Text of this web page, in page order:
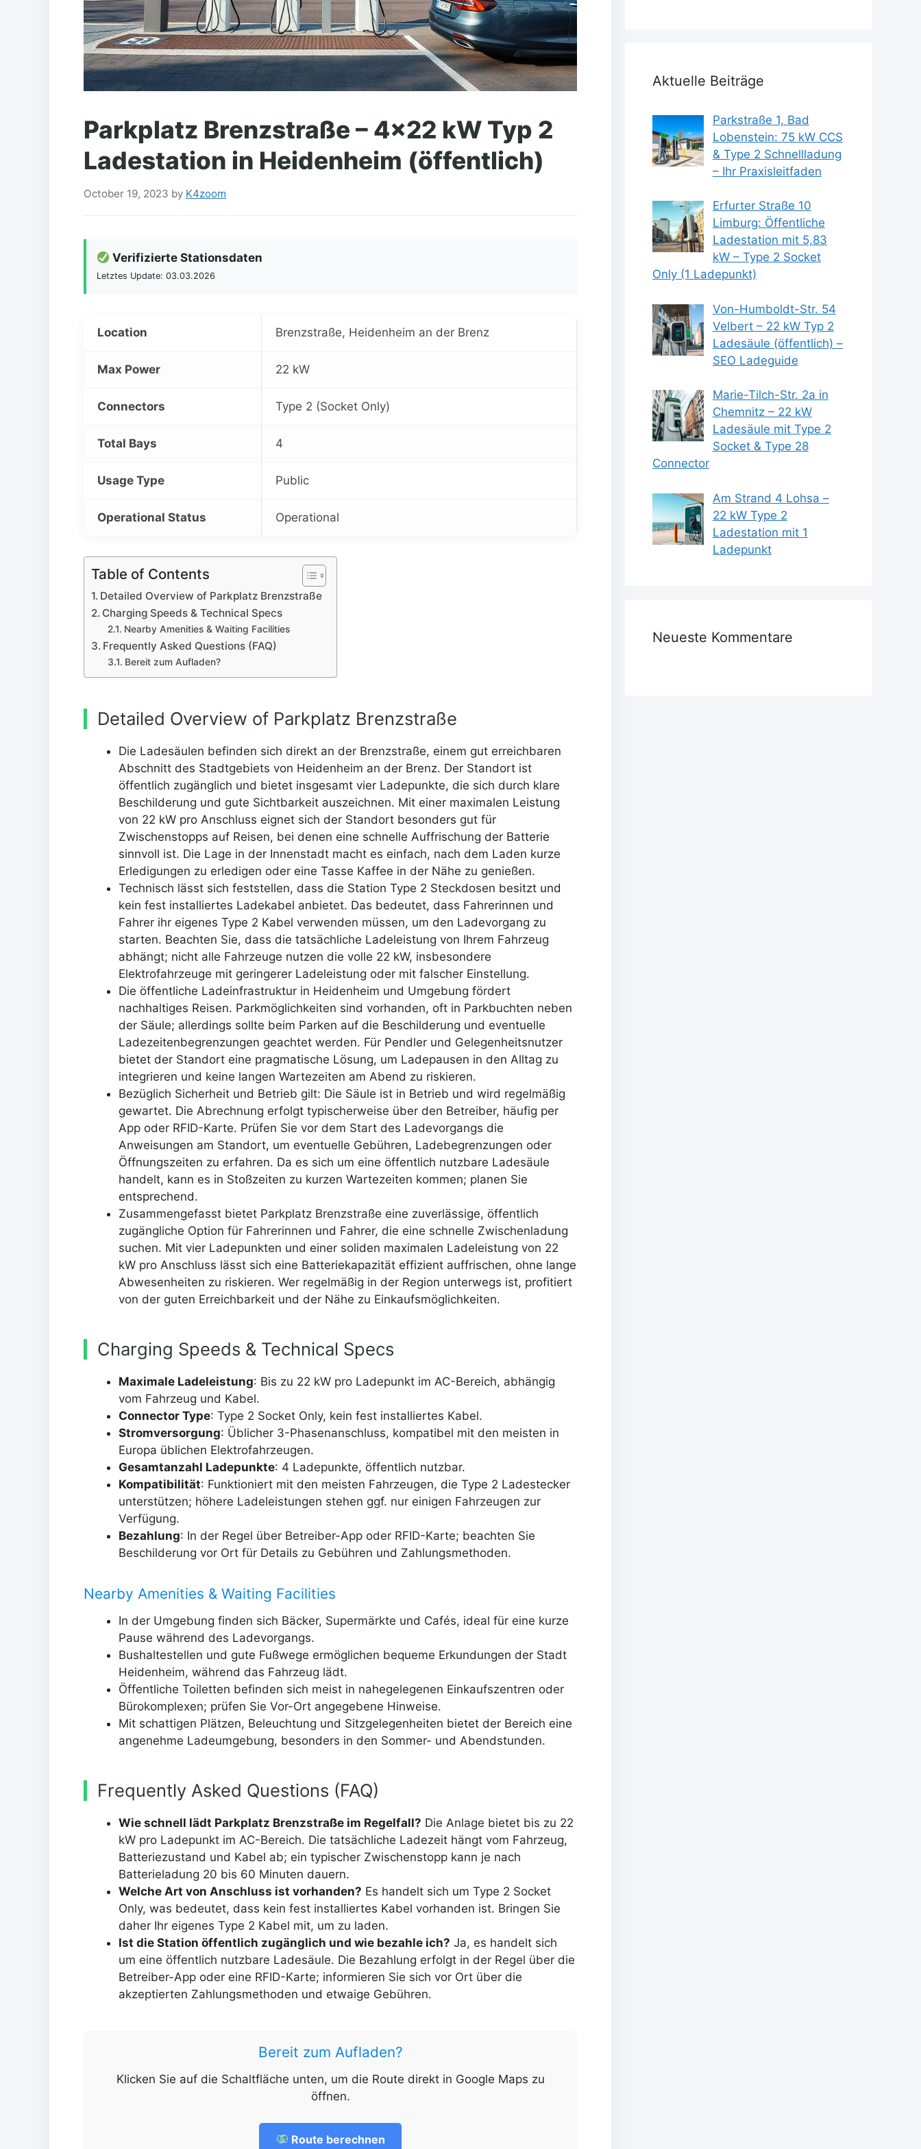
Parkplatz Brenzstraße – 4×22 kW Typ 2
Ladestation in Heidenheim (öffentlich)
October 19, 2023 by K4zoom
Verifizierte Stationsdaten
Letztes Update: 03.03.2026
Location Brenzstraße, Heidenheim an der Brenz
Max Power 22 kW
Connectors Type 2 (Socket Only)
Total Bays 4
Usage Type Public
Operational Status Operational
Table of Contents
Detailed Overview of Parkplatz Brenzstraße
Charging Speeds & Technical Specs
Nearby Amenities & Waiting Facilities
Frequently Asked Questions (FAQ)
Bereit zum Aufladen?
Detailed Overview of Parkplatz Brenzstraße
Die Ladesäulen befinden sich direkt an der Brenzstraße, einem gut erreichbaren
Abschnitt des Stadtgebiets von Heidenheim an der Brenz. Der Standort ist
öffentlich zugänglich und bietet insgesamt vier Ladepunkte, die sich durch klare
Beschilderung und gute Sichtbarkeit auszeichnen. Mit einer maximalen Leistung
von 22 kW pro Anschluss eignet sich der Standort besonders gut für
Zwischenstopps auf Reisen, bei denen eine schnelle Auffrischung der Batterie
sinnvoll ist. Die Lage in der Innenstadt macht es einfach, nach dem Laden kurze
Erledigungen zu erledigen oder eine Tasse Kaffee in der Nähe zu genießen.
Technisch lässt sich feststellen, dass die Station Type 2 Steckdosen besitzt und
kein fest installiertes Ladekabel anbietet. Das bedeutet, dass Fahrerinnen und
Fahrer ihr eigenes Type 2 Kabel verwenden müssen, um den Ladevorgang zu
starten. Beachten Sie, dass die tatsächliche Ladeleistung von Ihrem Fahrzeug
abhängt; nicht alle Fahrzeuge nutzen die volle 22 kW, insbesondere
Elektrofahrzeuge mit geringerer Ladeleistung oder mit falscher Einstellung.
Die öffentliche Ladeinfrastruktur in Heidenheim und Umgebung fördert
nachhaltiges Reisen. Parkmöglichkeiten sind vorhanden, oft in Parkbuchten neben
der Säule; allerdings sollte beim Parken auf die Beschilderung und eventuelle
Ladezeitenbegrenzungen geachtet werden. Für Pendler und Gelegenheitsnutzer
bietet der Standort eine pragmatische Lösung, um Ladepausen in den Alltag zu
integrieren und keine langen Wartezeiten am Abend zu riskieren.
Bezüglich Sicherheit und Betrieb gilt: Die Säule ist in Betrieb und wird regelmäßig
gewartet. Die Abrechnung erfolgt typischerweise über den Betreiber, häufig per
App oder RFID-Karte. Prüfen Sie vor dem Start des Ladevorgangs die
Anweisungen am Standort, um eventuelle Gebühren, Ladebegrenzungen oder
Öffnungszeiten zu erfahren. Da es sich um eine öffentlich nutzbare Ladesäule
handelt, kann es in Stoßzeiten zu kurzen Wartezeiten kommen; planen Sie
entsprechend.
Zusammengefasst bietet Parkplatz Brenzstraße eine zuverlässige, öffentlich
zugängliche Option für Fahrerinnen und Fahrer, die eine schnelle Zwischenladung
suchen. Mit vier Ladepunkten und einer soliden maximalen Ladeleistung von 22
kW pro Anschluss lässt sich eine Batteriekapazität effizient auffrischen, ohne lange
Abwesenheiten zu riskieren. Wer regelmäßig in der Region unterwegs ist, profitiert
von der guten Erreichbarkeit und der Nähe zu Einkaufsmöglichkeiten.
Charging Speeds & Technical Specs
Maximale Ladeleistung: Bis zu 22 kW pro Ladepunkt im AC-Bereich, abhängig
vom Fahrzeug und Kabel.
Connector Type: Type 2 Socket Only, kein fest installiertes Kabel.
Stromversorgung: Üblicher 3-Phasenanschluss, kompatibel mit den meisten in
Europa üblichen Elektrofahrzeugen.
Gesamtanzahl Ladepunkte: 4 Ladepunkte, öffentlich nutzbar.
Kompatibilität: Funktioniert mit den meisten Fahrzeugen, die Type 2 Ladestecker
unterstützen; höhere Ladeleistungen stehen ggf. nur einigen Fahrzeugen zur
Verfügung.
Bezahlung: In der Regel über Betreiber-App oder RFID-Karte; beachten Sie
Beschilderung vor Ort für Details zu Gebühren und Zahlungsmethoden.
Nearby Amenities & Waiting Facilities
In der Umgebung finden sich Bäcker, Supermärkte und Cafés, ideal für eine kurze
Pause während des Ladevorgangs.
Bushaltestellen und gute Fußwege ermöglichen bequeme Erkundungen der Stadt
Heidenheim, während das Fahrzeug lädt.
Öffentliche Toiletten befinden sich meist in nahegelegenen Einkaufszentren oder
Bürokomplexen; prüfen Sie Vor-Ort angegebene Hinweise.
Mit schattigen Plätzen, Beleuchtung und Sitzgelegenheiten bietet der Bereich eine
angenehme Ladeumgebung, besonders in den Sommer- und Abendstunden.
Frequently Asked Questions (FAQ)
Wie schnell lädt Parkplatz Brenzstraße im Regelfall? Die Anlage bietet bis zu 22
kW pro Ladepunkt im AC-Bereich. Die tatsächliche Ladezeit hängt vom Fahrzeug,
Batteriezustand und Kabel ab; ein typischer Zwischenstopp kann je nach
Batterieladung 20 bis 60 Minuten dauern.
Welche Art von Anschluss ist vorhanden? Es handelt sich um Type 2 Socket
Only, was bedeutet, dass kein fest installiertes Kabel vorhanden ist. Bringen Sie
daher Ihr eigenes Type 2 Kabel mit, um zu laden.
Ist die Station öffentlich zugänglich und wie bezahle ich? Ja, es handelt sich
um eine öffentlich nutzbare Ladesäule. Die Bezahlung erfolgt in der Regel über die
Betreiber-App oder eine RFID-Karte; informieren Sie sich vor Ort über die
akzeptierten Zahlungsmethoden und etwaige Gebühren.
Bereit zum Aufladen?
Klicken Sie auf die Schaltfläche unten, um die Route direkt in Google Maps zu
öffnen.
Route berechnen
Aktuelle Beiträge
Parkstraße 1, Bad
Lobenstein: 75 kW CCS
& Type 2 Schnellladung
– Ihr Praxisleitfaden
Erfurter Straße 10
Limburg: Öffentliche
Ladestation mit 5,83
kW – Type 2 Socket
Only (1 Ladepunkt)
Von-Humboldt-Str. 54
Velbert – 22 kW Typ 2
Ladesäule (öffentlich) –
SEO Ladeguide
Marie-Tilch-Str. 2a in
Chemnitz – 22 kW
Ladesäule mit Type 2
Socket & Type 28
Connector
Am Strand 4 Lohsa –
22 kW Type 2
Ladestation mit 1
Ladepunkt
Neueste Kommentare